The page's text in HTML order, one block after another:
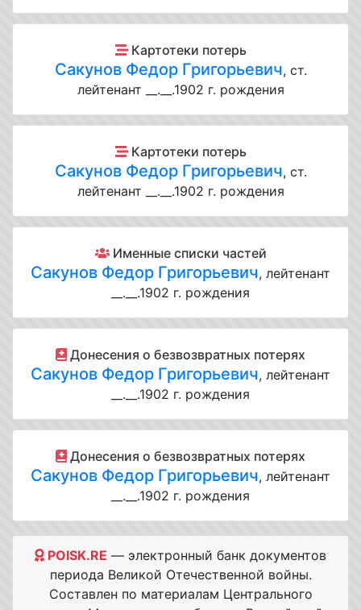
Картотеки потерь
Сакунов Федор Григорьевич, ст.
лейтенант __.__.1902 г. рождения
Картотеки потерь
Сакунов Федор Григорьевич, ст.
лейтенант __.__.1902 г. рождения
Именные списки частей
Сакунов Федор Григорьевич, лейтенант
__.__.1902 г. рождения
Донесения о безвозвратных потерях
Сакунов Федор Григорьевич, лейтенант
__.__.1902 г. рождения
Донесения о безвозвратных потерях
Сакунов Федор Григорьевич, лейтенант
__.__.1902 г. рождения
POISK.RE — электронный банк документов
периода Великой Отечественной войны.
Составлен по материалам Центрального